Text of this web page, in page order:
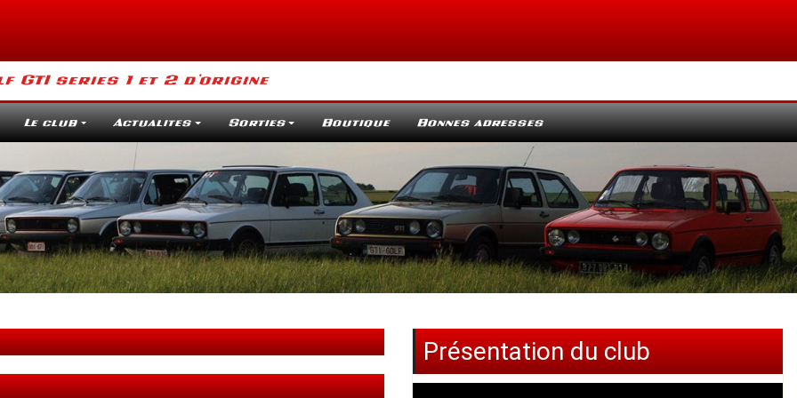
GTI series 1 et 2 d'origine
Le club Actualites Sorties Boutique Bonnes adresses
Présentation du club